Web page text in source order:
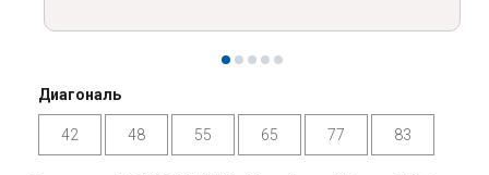
Диагональ
42 48 55 65 77 83